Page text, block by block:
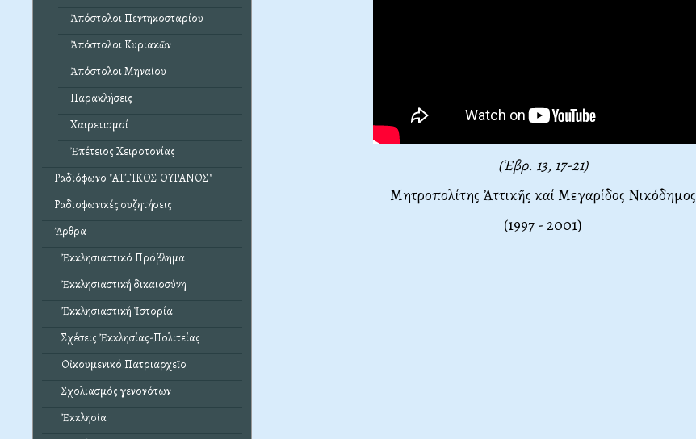
Ἀπόστολοι Πεντηκοσταρίου
Ἀπόστολοι Κυριακῶν
Ἀπόστολοι Μηναίου
Παρακλήσεις
Χαιρετισμοί
Ἐπέτειος Χειροτονίας
Ραδιόφωνο "ΑΤΤΙΚΟΣ ΟΥΡΑΝΟΣ"
Ραδιοφωνικές συζητήσεις
Ἄρθρα
Ἐκκλησιαστικό Πρόβλημα
Ἐκκλησιαστική δικαιοσύνη
Ἐκκλησιαστική Ἱστορία
Σχέσεις Ἐκκλησίας-Πολιτείας
Οἰκουμενικό Πατριαρχεῖο
Σχολιασμός γενονότων
Ἐκκλησία
(Ἑβρ. 13, 17-21)
Μητροπολίτης Ἀττικῆς καί Μεγαρίδος Νικόδημος
(1997 - 2001)